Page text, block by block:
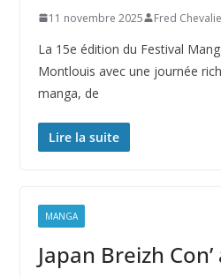
11 novembre 2025 Fred
La 15e édition du Festival
Montlouis avec une journée
manga, de
Lire la suite
MANGA
Japan Breizh